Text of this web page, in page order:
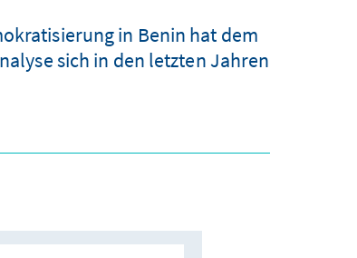
in Benin hat dem
sich in den letzten Jahren